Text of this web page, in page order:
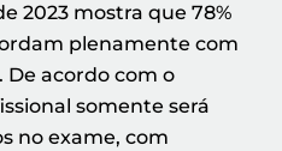
2023 mostra que 78%
plenamente com
acordo com o
somente será
no exame, com